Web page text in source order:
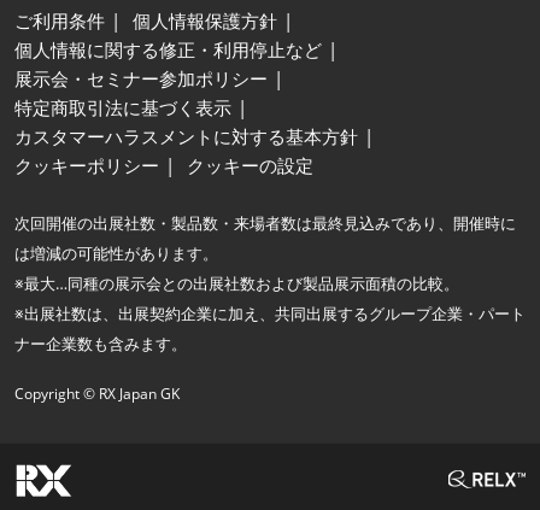
ご利用条件
個人情報保護方針
個人情報に関する修正・利用停止など
展示会・セミナー参加ポリシー
特定商取引法に基づく表示
カスタマーハラスメントに対する基本方針
クッキーポリシー
クッキーの設定
次回開催の出展社数・製品数・来場者数は最終見込みであり、開催時に
は増減の可能性があります。
※最大…同種の展示会との出展社数および製品展示面積の比較。
※出展社数は、出展契約企業に加え、共同出展するグループ企業・パート
ナー企業数も含みます。
Copyright © RX Japan GK